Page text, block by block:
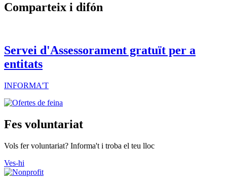
Comparteix i difón
Servei d'Assessorament gratuït per a
entitats
INFORMA'T
Fes voluntariat
Vols fer voluntariat? Informa't i troba el teu lloc
Ves-hi